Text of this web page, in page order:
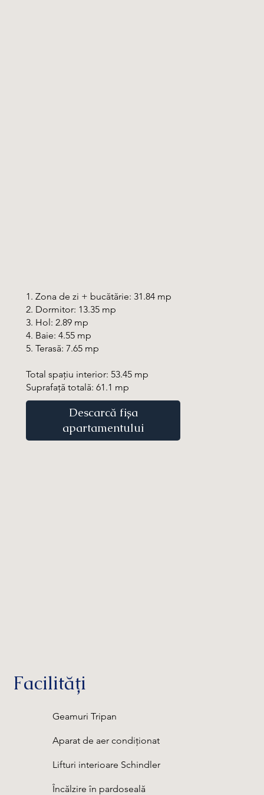
Facilități
Geamuri Tripan
Aparat de aer condiționat
Lifturi interioare Schindler
Încălzire în pardoseală
1. Zona de zi + bucătărie: 31.84 mp
2. Dormitor: 13.35 mp
3. Hol: 2.89 mp
4. Baie: 4.55 mp
5. Terasă: 7.65 mp
Total spațiu interior: 53.45 mp
Suprafață totală: 61.1 mp
Descarcă fișa
apartamentului